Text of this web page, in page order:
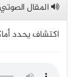
المقال الصوتي
اكتشاف يحدد